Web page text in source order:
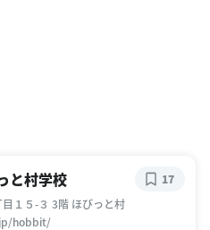
と村学校
１５-３ 3階 ほびっと村
hobbit/
17